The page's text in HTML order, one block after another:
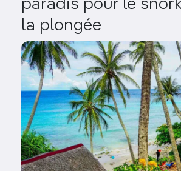
paradis pour le
la plongée
Image